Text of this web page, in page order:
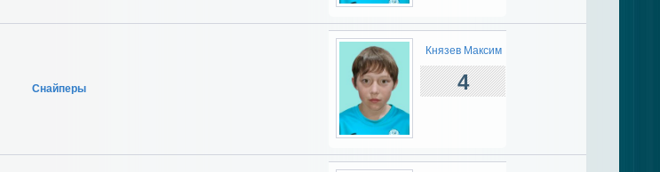
Снайперы
Князев Максим
4